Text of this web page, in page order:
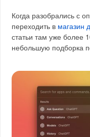
Когда разобрались с
переходить в магазин
статьи там уже более
небольшую подборка